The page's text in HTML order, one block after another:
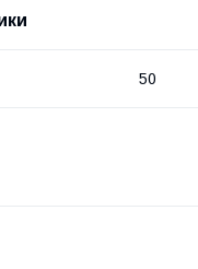
50